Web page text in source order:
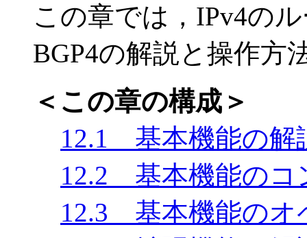
この章では，IPv4の
BGP4の解説と操作方
＜この章の構成＞
12.1 基本機能の解
12.2 基本機能のコ
12.3 基本機能のオ